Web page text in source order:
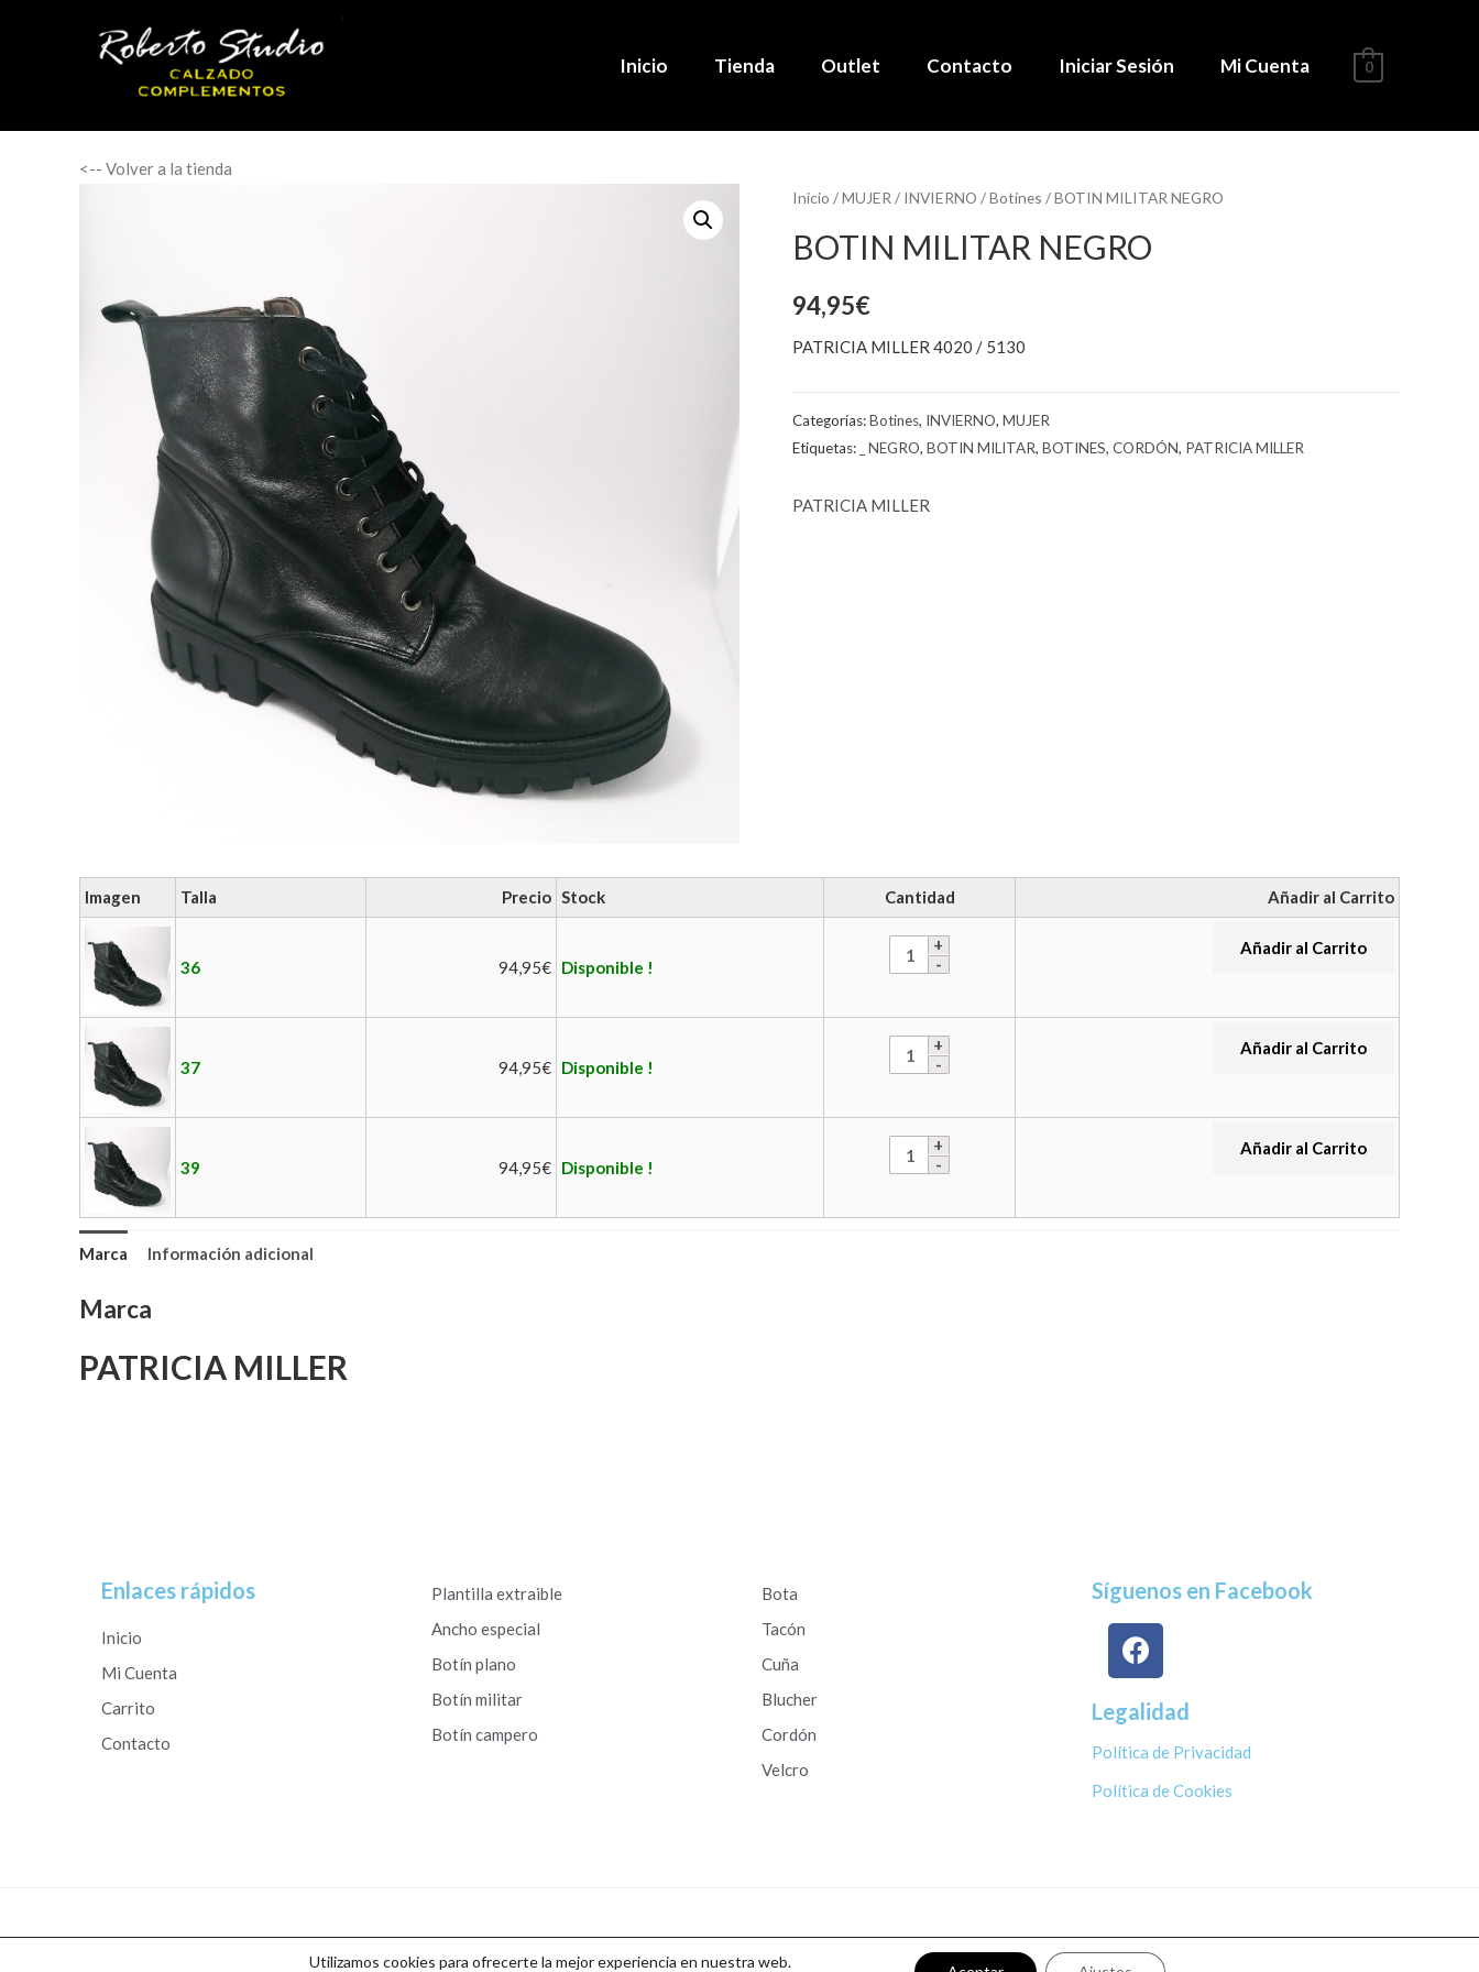
Inicio Tienda Outlet Contacto Iniciar Sesión Mi Cuenta 0
<-- Volver a la tienda
Inicio /MUJER / INVIERNO /Botines / BOTIN MILITAR NEGRO
BOTIN MILITAR NEGRO
94,95€
PATRICIA MILLER 4020 / 5130
Categorías:Botines, INVIERNO, MUJER
Etiquetas:
_ NEGRO, BOTIN MILITAR, BOTINES, CORDÓN, PATRICIA MILLER
PATRICIA MILLER
Imagen Talla Precio Stock Cantidad Añadir al Carrito
36 94,95€ Disponible !
Añadir al Carrito
37 94,95€ Disponible !
Añadir al Carrito
39 94,95€ Disponible !
Añadir al Carrito
Marca Información adicional
Marca
PATRICIA MILLER
Enlaces rápidos
Inicio
Mi Cuenta
Carrito
Contacto
Plantilla extraible
Ancho especial
Botín plano
Botín militar
Botín campero
Bota
Tacón
Cuña
Blucher
Cordón
Velcro
Síguenos en Facebook
Legalidad
Política de Privacidad
Política de Cookies
Utilizamos cookies para ofrecerte la mejor experiencia en nuestra web.